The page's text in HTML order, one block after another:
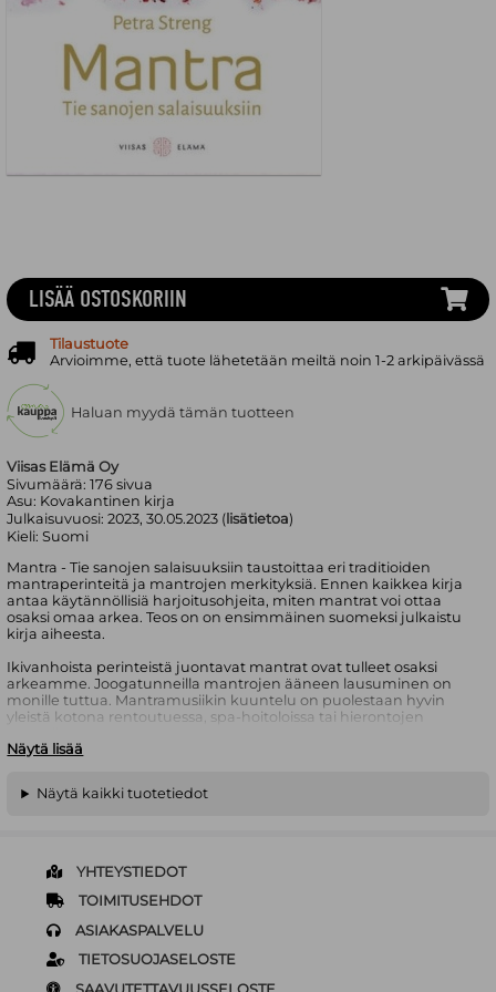
Viisas Elämä Oy
Sivumäärä:176 sivua
Asu: Kovakantinen kirja
Julkaisuvuosi:2023, 30.05.2023 ( lisätietoa)
Kieli:Suomi
Mantra - Tie sanojen salaisuuksiin taustoittaa eri traditioiden
mantraperinteitä ja mantrojen merkityksiä. Ennen kaikkea kirja
antaa käytännöllisiä harjoitusohjeita, miten mantrat voi ottaa
osaksi omaa arkea. Teos on on ensimmäinen suomeksi julkaistu
kirja aiheesta.
Ikivanhoista perinteistä juontavat mantrat ovat tulleet osaksi
arkeamme. Joogatunneilla mantrojen ääneen lausuminen on
monille tuttua. Mantramusiikin kuuntelu on puolestaan hyvin
yleistä kotona rentoutuessa, spa-hoitoloissa tai hierontojen
Mantrat tarjoavat keinoja stressin ja kiireisen elämänrytmin
tauottamiseen. Joidenkin näkemysten mukaan mantrassa
Itse mantra-sana on sanskritinkielinen ja koostuu kahdesta
osasta manas, joka tarkoittaa mieltä ja trayate, suojelua
tarkoittavasta verbistä. Voisi ehkä sanoa, että mantra suojelee
keskittymisessä tai mielen hiljentämisessä.
Petra Streng on kuvataiteilija (TaM), kirjailija ja joogaohjaaja (KRI).
Hän toimii laajalti taiteen ja hyvinvoinnin kentällä. Petra fasilitoi
Näytä lisää
LISÄÄ OSTOSKORIIN
Tilaustuote
Arvioimme, että tuote lähetetään meiltä noin 1-2 arkipäivässä
Haluan myydä tämän tuotteen
Näytä kaikki tuotetiedot
YHTEYSTIEDOT
TOIMITUSEHDOT
ASIAKASPALVELU
TIETOSUOJASELOSTE